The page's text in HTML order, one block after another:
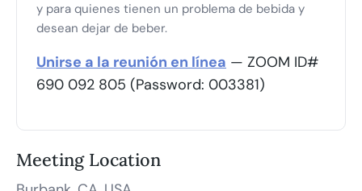
y para quienes tienen un problema de bebida y
desean dejar de beber.
Unirse a la reunión en línea — ZOOM ID#
690 092 805 (Password: 003381)
Meeting Location